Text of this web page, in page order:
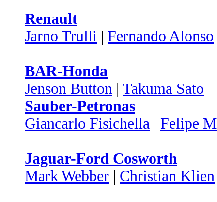
Renault
Jarno Trulli | Fernando Alonso
BAR-Honda
Jenson Button | Takuma Sato
Sauber-Petronas
Giancarlo Fisichella | Felipe
Jaguar-Ford Cosworth
Mark Webber | Christian Klien